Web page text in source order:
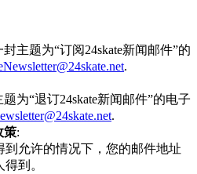
主题为“订阅24skate新闻邮件”的
.
为“退订24skate新闻邮件”的电子
.
策:
到允许的情况下，您的邮件地址
到。